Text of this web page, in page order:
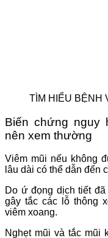
TÌM HIỂU BỆNH
Biến chứng nguy
nên xem thường
Viêm mũi nếu không
lâu dài có thể dẫn đến
Do ứ đọng dịch tiết
gây tắc các lỗ thông
viêm xoang.
Nghẹt mũi và tắc mũi